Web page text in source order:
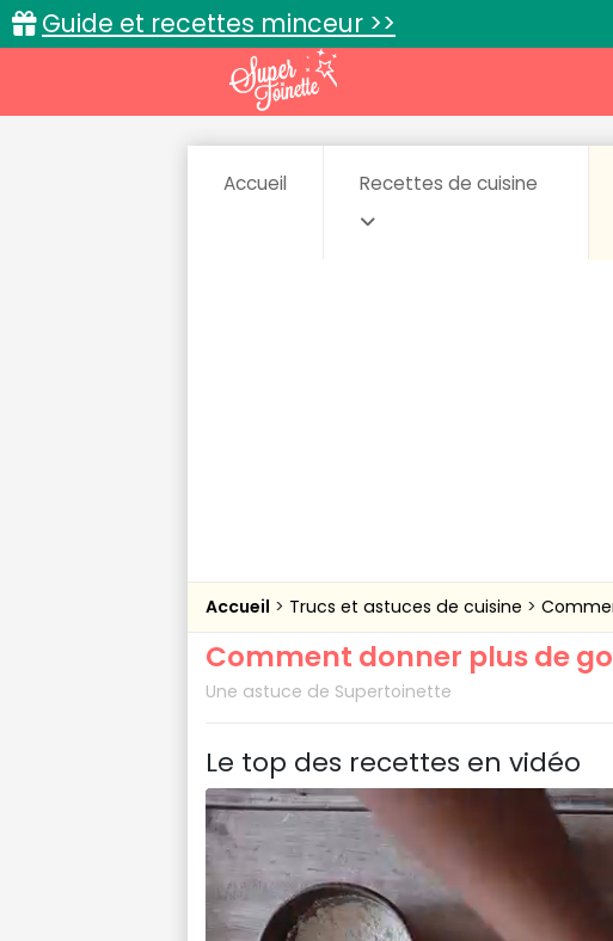
Guide et recettes minceur >>
Accueil Recettes de cuisine
Accueil Trucs et astuces de cuisine
Comment donner plus de
Une astuce de Supertoinette
Le top des recettes en vidéo